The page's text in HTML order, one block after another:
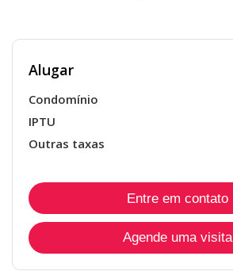
Alugar
Condomínio
IPTU
Outras taxas
Entre em contato
Agende uma visita